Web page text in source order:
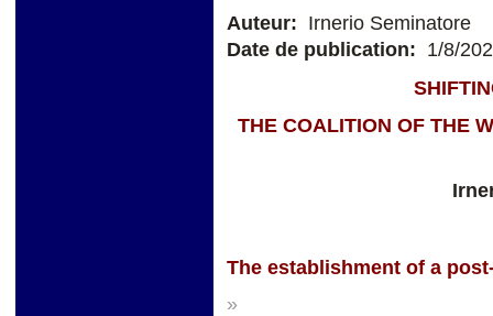
Auteur: Irnerio Seminatore
Date de publication: 1/8/
THE COALITION OF THE
The establishment of a
»